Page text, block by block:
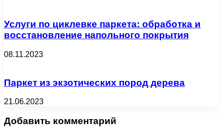
Услуги по циклевке паркета: обработка и
восстановление напольного покрытия
08.11.2023
Паркет из экзотических пород дерева
21.06.2023
Добавить комментарий